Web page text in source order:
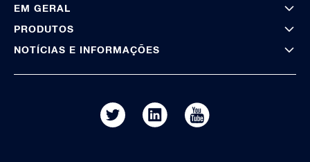
EM GERAL
PRODUTOS
NOTÍCIAS E INFORMAÇÕES